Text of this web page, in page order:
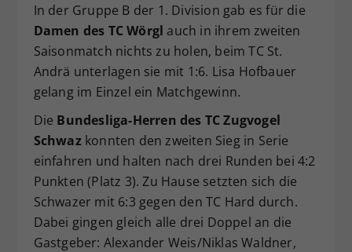
In der Gruppe B der 1. Division gab es für die
Damen des TC Wörgl auch in ihrem zweiten
Saisonmatch nichts zu holen, beim TC St.
Andrä unterlagen sie mit 1:6. Lisa Hofbauer
gelang im Einzel ein Matchgewinn.
Die Bundesliga-Herren des TC Zugvogel
Schwaz konnten den zweiten Sieg in Serie
einfahren und halten nach drei Runden bei 4:2
Punkten (Platz 3). Zu Hause setzten sich die
Schwazer mit 6:3 gegen den TC Hard durch.
Dabei gingen gleich alle drei Doppel an die
Gastgeber: Alexander Weis/Niklas Waldner,